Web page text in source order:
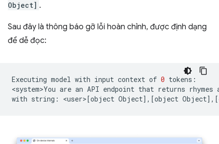
Object] .
Sau đây là thông báo gỡ lỗi hoàn chỉnh, được định dạng
để dễ đọc:
Executing model with input context of 0 tokens:
<system>You are an API endpoint that returns rhymes
with string: <user>[object Object] , [object Object] , [